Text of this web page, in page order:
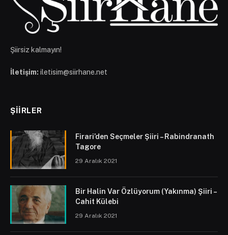
Şiirsiz kalmayın!
İletişim: iletisim@siirhane.net
ŞIIRLER
Firari’den Seçmeler Şiiri – Rabindranath
Tagore
29 Aralık 2021
Bir Halin Var Özlüyorum (Yakınma) Şiiri –
Cahit Külebi
29 Aralık 2021